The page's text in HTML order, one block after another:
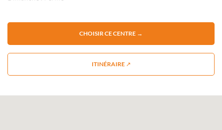
CHOISIR CE CENTRE →
ITINÉRAIRE ↗